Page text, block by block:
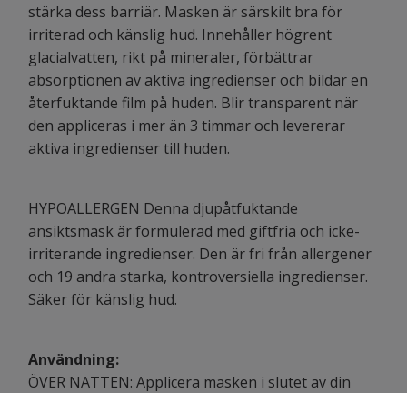
stärka dess barriär. Masken är särskilt bra för
irriterad och känslig hud. Innehåller högrent
glacialvatten, rikt på mineraler, förbättrar
absorptionen av aktiva ingredienser och bildar en
återfuktande film på huden. Blir transparent när
den appliceras i mer än 3 timmar och levererar
aktiva ingredienser till huden.
HYPOALLERGEN Denna djupåtfuktande
ansiktsmask är formulerad med giftfria och icke-
irriterande ingredienser. Den är fri från allergener
och 19 andra starka, kontroversiella ingredienser.
Säker för känslig hud.
Användning:
ÖVER NATTEN: Applicera masken i slutet av din